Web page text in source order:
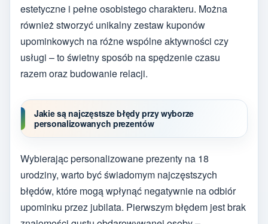
estetyczne i pełne osobistego charakteru. Można
również stworzyć unikalny zestaw kuponów
upominkowych na różne wspólne aktywności czy
usługi – to świetny sposób na spędzenie czasu
razem oraz budowanie relacji.
Jakie są najczęstsze błędy przy wyborze
personalizowanych prezentów
Wybierając personalizowane prezenty na 18
urodziny, warto być świadomym najczęstszych
błędów, które mogą wpłynąć negatywnie na odbiór
upominku przez jubilata. Pierwszym błędem jest brak